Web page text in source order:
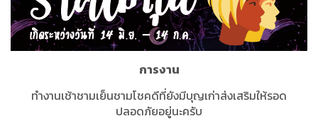
การงาน
ทำงานเช้าชามเย็นชามโชคดีที่ยังมีบุญเก่าส่งเสริมให้รอด
ปลอดภัยอยู่นะครับ